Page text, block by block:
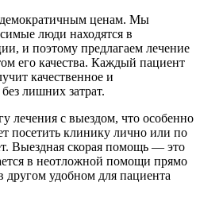
ценам. Мы
люди находятся в
и поэтому предлагаем лечение
его качества. Каждый пациент
качественное и
лишних затрат.
лечения с выездом, что особенно
посетить клинику лично или по
Выездная скорая помощь — это
в неотложной помощи прямо
другом удобном для пациента